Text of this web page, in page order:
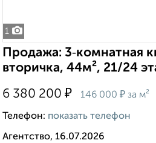
1
Продажа: 3‑комнатная
вторичка, 44м², 21/24
6 380 200 ₽ 146 000 ₽ за м²
Телефон: показать телефон
Агентство, 16.07.2026